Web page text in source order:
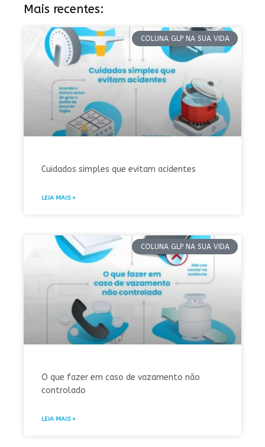
Mais recentes:
COLUNA GLP NA SUA VIDA
Cuidados simples que evitam acidentes
LEIA MAIS »
COLUNA GLP NA SUA VIDA
O que fazer em caso de vazamento não
controlado
LEIA MAIS »